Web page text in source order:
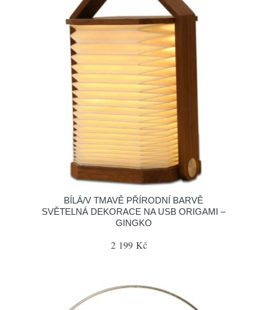
BÍLÁ/V TMAVĚ PŘÍRODNÍ BARVĚ
SVĚTELNÁ DEKORACE NA USB ORIGAMI –
GINGKO
2 199 Kč